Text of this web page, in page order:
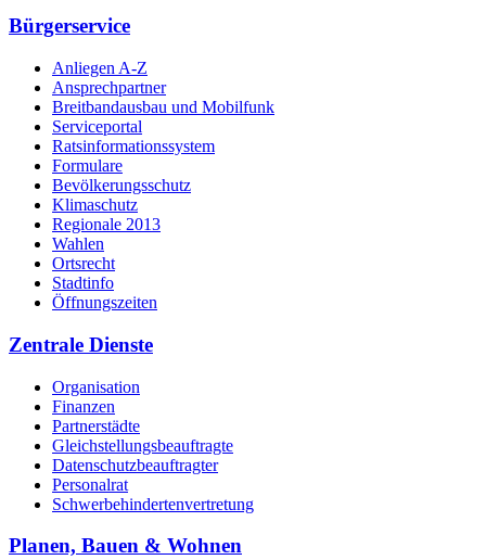
Bürgerservice
Anliegen A-Z
Ansprechpartner
Breitbandausbau und Mobilfunk
Serviceportal
Ratsinformationssystem
Formulare
Bevölkerungsschutz
Klimaschutz
Regionale 2013
Wahlen
Ortsrecht
Stadtinfo
Öffnungszeiten
Zentrale Dienste
Organisation
Finanzen
Partnerstädte
Gleichstellungsbeauftragte
Datenschutzbeauftragter
Personalrat
Schwerbehinderten­vertretung
Planen, Bauen & Wohnen